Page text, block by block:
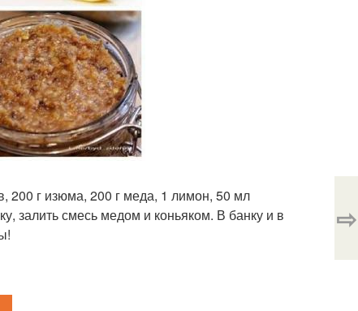
200 г изюма, 200 г меда, 1 лимон, 50 мл
залить смесь медом и коньяком. В банку и в
⇨